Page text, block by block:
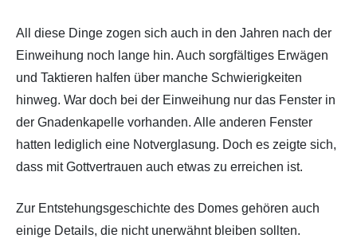
All diese Dinge zogen sich auch in den Jahren nach der
Einweihung noch lange hin. Auch sorgfältiges Erwägen
und Taktieren halfen über manche Schwierigkeiten
hinweg. War doch bei der Einweihung nur das Fenster in
der Gnadenkapelle vorhanden. Alle anderen Fenster
hatten lediglich eine Notverglasung. Doch es zeigte sich,
dass mit Gottvertrauen auch etwas zu erreichen ist.
Zur Entstehungsgeschichte des Domes gehören auch
einige Details, die nicht unerwähnt bleiben sollten.